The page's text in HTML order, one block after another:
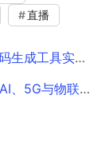
直播
5天任务压缩至2天
融合引领行业变革